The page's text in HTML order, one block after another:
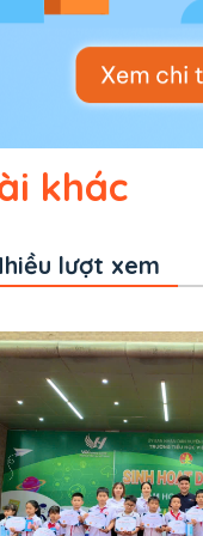
khác
lượt xem